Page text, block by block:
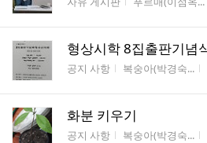
형상시학 8집출판기념
게시판명
공지 사항 작성자
복숭아(박경숙...
화분 키우기
게시판명
공지 사항 작성자
복숭아(박경숙...